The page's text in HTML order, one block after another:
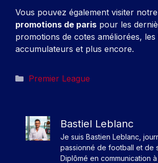
Vous pouvez également visiter notre
promotions de paris pour les
promotions de cotes améliorées, les
accumulateurs et plus encore.
Catégories
Premier League
Bastiel Leblanc
Je suis Bastien Leblanc,
passionné de football et de
Diplômé en communication